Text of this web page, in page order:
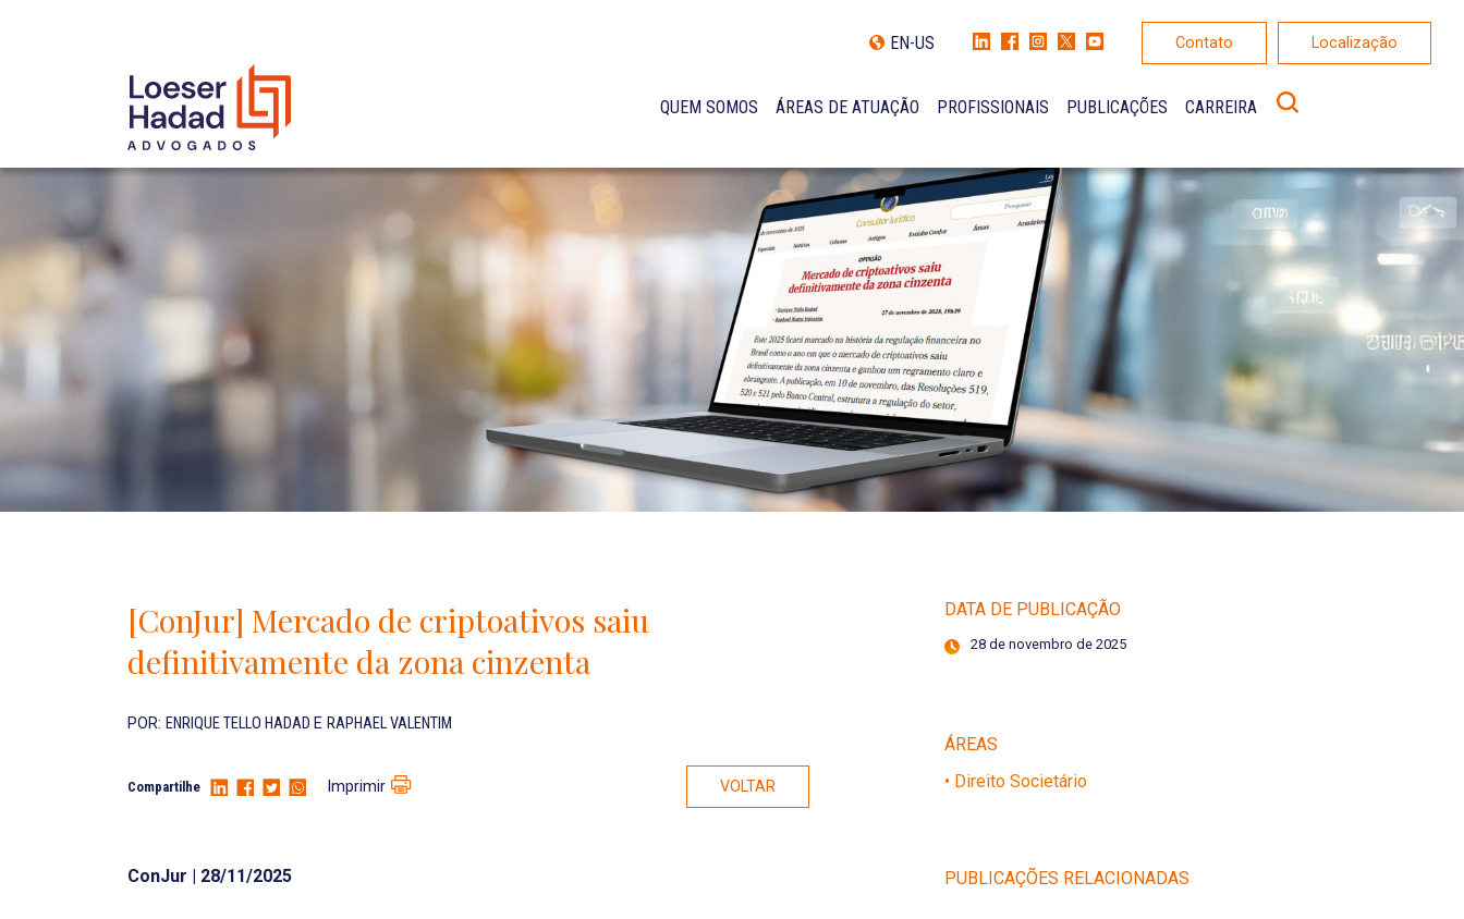
INTERNATIONAL NETWORK
PRÊMIOS
NOSSA EQUIPE
EN-US Contato Localização
QUEM SOMOS
INCLUSÃO E DIVERSIDADE
INTERNATIONAL NETWORK
NOSSA EQUIPE
ÁREAS DE ATUAÇÃO PROFISSIONAIS PUBLICAÇÕES CARREIRA
[ConJur] Mercado de criptoativos saiu
definitivamente da zona cinzenta
POR: ENRIQUE TELLO HADAD E RAPHAEL VALENTIM
Compartilhe Imprimir VOLTAR
ConJur | 28/11/2025
DATA DE PUBLICAÇÃO
28 de novembro de 2025
ÁREAS
• Direito Societário
PUBLICAÇÕES RELACIONADAS